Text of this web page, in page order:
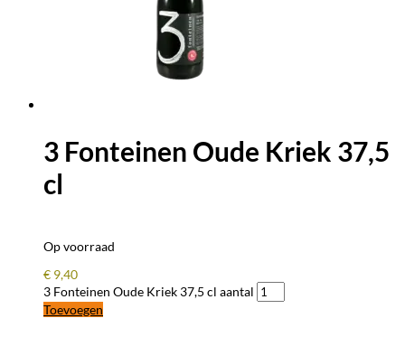
3 Fonteinen Oude Kriek 37,5
cl
Op voorraad
€ 9,40
3 Fonteinen Oude Kriek 37,5 cl aantal
Toevoegen